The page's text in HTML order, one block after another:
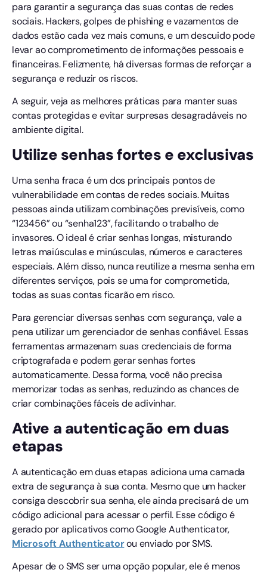
para garantir a segurança das suas contas de redes
sociais. Hackers, golpes de phishing e vazamentos de
dados estão cada vez mais comuns, e um descuido pode
levar ao comprometimento de informações pessoais e
financeiras. Felizmente, há diversas formas de reforçar a
segurança e reduzir os riscos.
A seguir, veja as melhores práticas para manter suas
contas protegidas e evitar surpresas desagradáveis no
ambiente digital.
Utilize senhas fortes e exclusivas
Uma senha fraca é um dos principais pontos de
vulnerabilidade em contas de redes sociais. Muitas
pessoas ainda utilizam combinações previsíveis, como
“123456” ou “senha123”, facilitando o trabalho de
invasores. O ideal é criar senhas longas, misturando
letras maiúsculas e minúsculas, números e caracteres
especiais. Além disso, nunca reutilize a mesma senha em
diferentes serviços, pois se uma for comprometida,
todas as suas contas ficarão em risco.
Para gerenciar diversas senhas com segurança, vale a
pena utilizar um gerenciador de senhas confiável. Essas
ferramentas armazenam suas credenciais de forma
criptografada e podem gerar senhas fortes
automaticamente. Dessa forma, você não precisa
memorizar todas as senhas, reduzindo as chances de
criar combinações fáceis de adivinhar.
Ative a autenticação em duas
etapas
A autenticação em duas etapas adiciona uma camada
extra de segurança à sua conta. Mesmo que um hacker
consiga descobrir sua senha, ele ainda precisará de um
código adicional para acessar o perfil. Esse código é
gerado por aplicativos como Google Authenticator,
Microsoft Authenticatorou enviado por SMS.
Apesar de o SMS ser uma opção popular, ele é menos